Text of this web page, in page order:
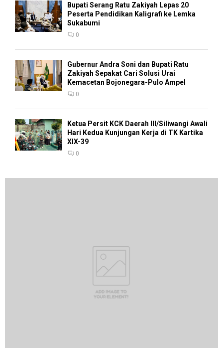
Bupati Serang Ratu Zakiyah Lepas 20
Peserta Pendidikan Kaligrafi ke Lemka
Sukabumi
0
Gubernur Andra Soni dan Bupati Ratu
Zakiyah Sepakat Cari Solusi Urai
Kemacetan Bojonegara-Pulo Ampel
0
Ketua Persit KCK Daerah III/Siliwangi Awali
Hari Kedua Kunjungan Kerja di TK Kartika
XIX-39
0